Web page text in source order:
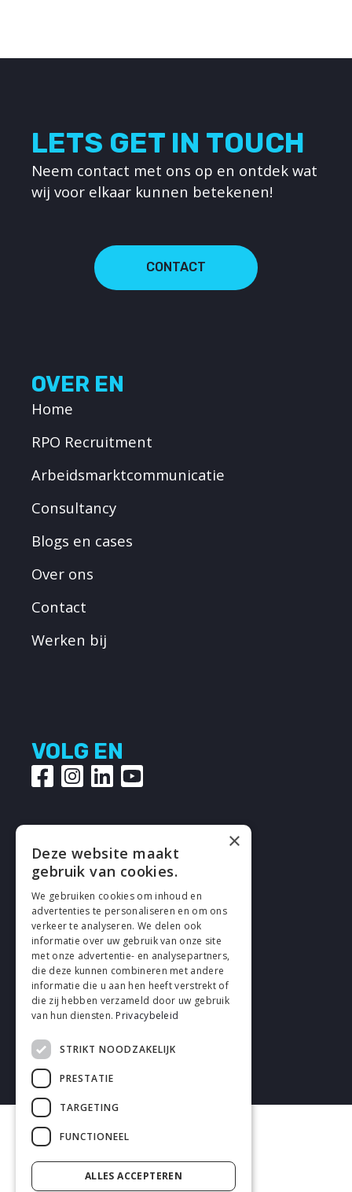
LETS GET IN TOUCH
Neem contact met ons op en ontdek wat
wij voor elkaar kunnen betekenen!
CONTACT
OVER EN
Home
RPO Recruitment
Arbeidsmarktcommunicatie
Consultancy
Blogs en cases
Over ons
Contact
Werken bij
VOLG EN
Cookies
Privacy
Disclaimer
Algemene voorwaarden
×
Deze website maakt
gebruik van cookies.
We gebruiken cookies om inhoud en
advertenties te personaliseren en om ons
verkeer te analyseren. We delen ook
informatie over uw gebruik van onze site
met onze advertentie- en analysepartners,
die deze kunnen combineren met andere
informatie die u aan hen heeft verstrekt of
die zij hebben verzameld door uw gebruik
van hun diensten. Privacybeleid
STRIKT NOODZAKELIJK
PRESTATIE
TARGETING
FUNCTIONEEL
ALLES ACCEPTEREN